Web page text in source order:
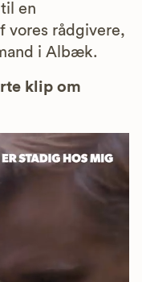
en
vores rådgivere,
i Albæk.
klip om